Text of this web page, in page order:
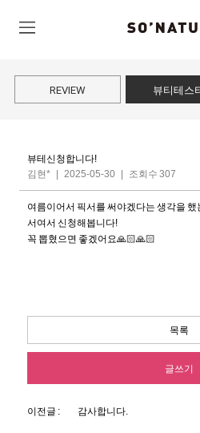
REVIEW 뷰티테스
뷰테신청합니다!
김현*
2025-05-30 조회수 307
여름이어서 픽서를 써야겠다는 생각을
서여서 신청해봅니다!
꼭 뽑혔으면 좋겠어요🙏🏻🙏🏻
목록
글쓰기
이전글 : 감사합니다.